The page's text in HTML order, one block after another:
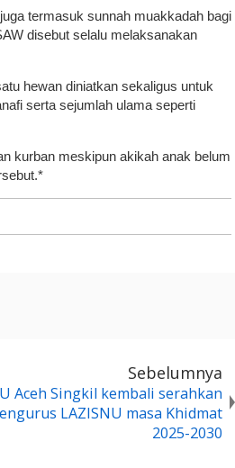
termasuk sunnah muakkadah bagi
disebut selalu melaksanakan
hewan diniatkan sekaligus untuk
serta sejumlah ulama seperti
kurban meskipun akikah anak belum
Sebelumnya
Aceh Singkil kembali serahkan
LAZISNU masa Khidmat
2025-2030